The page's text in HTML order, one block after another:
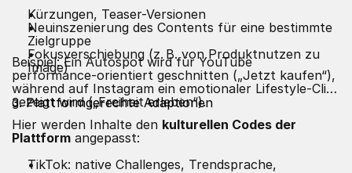
Kürzungen, Teaser-Versionen
Neuinszenierung des Contents für eine bestimmte
Zielgruppe
Fokusverschiebung (z. B. von Produktnutzen zu
Image)
Beispiel: Ein Autospot wird für YouTube
performance-orientiert geschnitten („Jetzt kaufen“),
während auf Instagram ein emotionaler Lifestyle-Clip
gezeigt wird („Freiheit erleben“).
3. Plattformgerechte Adaptionen
Hier werden Inhalte den kulturellen Codes der
Plattform angepasst:
TikTok: native Challenges, Trendsprache,